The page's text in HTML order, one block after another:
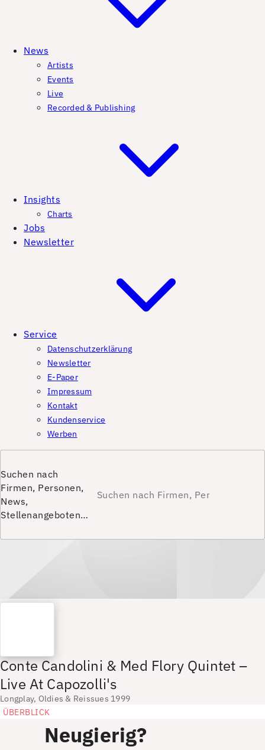
News
Artists
Events
Live
Recorded & Publishing
Insights
Charts
Jobs
Newsletter
Service
Datenschutzerklärung
Newsletter
E-Paper
Impressum
Kontakt
Kundenservice
Werben
Suchen nach
Firmen, Personen,
News,
Stellenangeboten…
Conte Candolini & Med Flory Quintet –
Live At Capozolli's
Longplay, Oldies & Reissues 1999
ÜBERBLICK
Neugierig?